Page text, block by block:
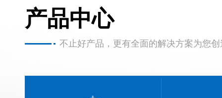
产品中心
不止好产品，更有全面的解决方案为您